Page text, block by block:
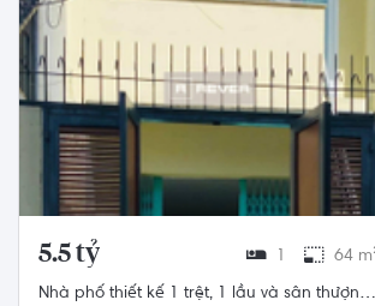
5.5 tỷ 1 64
Nhà phố thiết kế 1 trệt, 1 lầu và sân thượng